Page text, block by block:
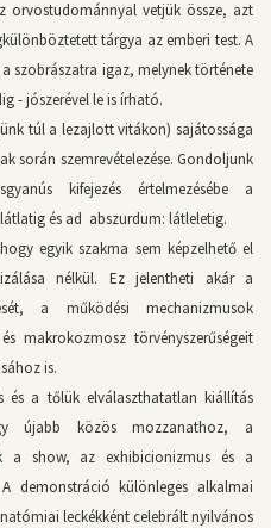
orvostudománnyal vetjük össze, azt
tárgya az emberi test. A
szobrászatra igaz, melynek története
- jószerével le is írható.
túl a lezajlott vitákon) sajátossága
során szemrevételezése. Gondoljunk
kifejezés értelmezésébe a
és ad abszurdum: látleletig.
egyik szakma sem képzelhető el
nélkül. Ez jelentheti akár a
a működési mechanizmusok
makrokozmosz törvényszerűségeit
is.
és a tőlük elválaszthatatlan kiállítás
újabb közös mozzanathoz, a
a show, az exhibicionizmus és a
demonstráció különleges alkalmai
leckékként celebrált nyilvános